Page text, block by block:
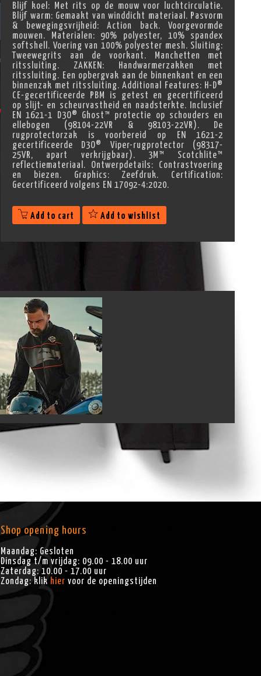
Blijf koel: Met rits op de mouw voor luchtcirculatie.
Blijf warm: Gemaakt van winddicht materiaal. Pasvorm
& bewegingsvrijheid: Action back. Voorgevormde
mouwen. Materialen: 90% polyester, 10% spandex
softshell. Voering van 100% polyester mesh. Sluiting:
Tweewegrits aan de voorkant. Manchetten met
ritssluiting. ZAKKEN: Handwarmerzakken met
ritssluiting. Een opbergvak aan de binnenkant en een
binnenzak met ritssluiting. Additional Features: H-D®
CE-gecertificeerde PBM is getest en gecertificeerd
op slijt- en scheurvastheid en naadsterkte. Inclusief
EN 1621-1 D3O® Ghost™ protectie op schouders en
ellebogen (98104-22VR & 98103-22VR). De
rugprotectorzak is voorbereid op EN 1621-2
gecertificeerde D3O® Viper-rugprotector (98317-
25VR, apart verkrijgbaar). 3M™ Scotchlite™
reflectiemateriaal. Ontwerpdetails: Contrastvoering
en biezen. Graphics: Zeefdruk. Certification:
Gecertificeerd volgens EN 17092-4:2020.
Add to cart Add to wishlist
Shop opening hours
Maandag: Gesloten
Dinsdag t/m vrijdag: 09.00 - 18.00 uur
Zaterdag: 10.00 - 17.00 uur
Zondag: klik hier voor de openingstijden